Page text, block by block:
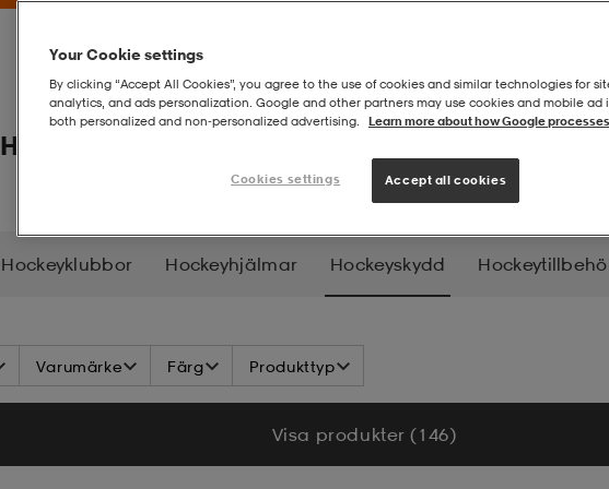
Hockeyskydd
Hockeyklubbor Hockeyhjälmar Hockeyskydd
Varumärke Färg Produkttyp
Visa produkter (146)
Your Cookie settings
By clicking “Accept All Cookies”, you agree to the use of cookies and similar technologies for
analytics, and ads personalization. Google and other partners may use cookies and mobile ad
both personalized and non‑personalized advertising.
Learn more about how Google
Cookies settings Accept all cookies